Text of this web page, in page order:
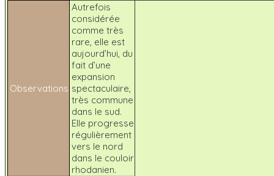
Observations
Autrefois
considérée
comme très
rare, elle est
aujourd’hui, du
fait d’une
expansion
spectaculaire,
très commune
dans le sud.
Elle progresse
régulièrement
vers le nord
dans le couloir
rhodanien.